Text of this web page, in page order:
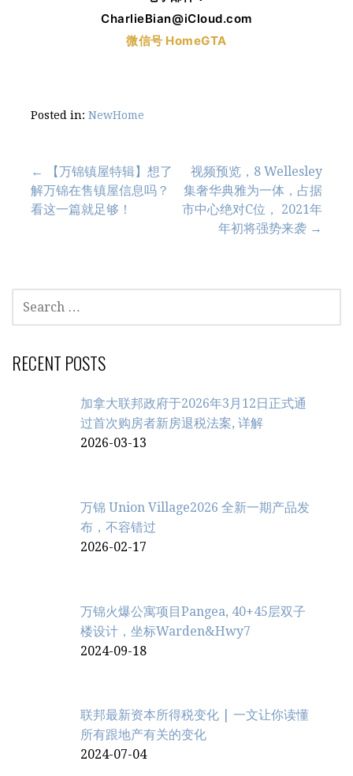
CharlieBian@iCloud.com
微信号 HomeGTA
Posted in: NewHome
Post
navigation
← 【万锦镇屋特辑】想了
解万锦在售镇屋信息吗？
看这一篇就足够！
视频预览，8 Wellesley
集奢华典雅为一体，占据
市中心绝对C位， 2021年
年初将强势来袭 →
SEARCH
FOR:
RECENT POSTS
加拿大联邦政府于2026年3月12日正式通
过首次购房者新房退税法案, 详解
2026-03-13
万锦 Union Village2026 全新一期产品发
布，不容错过
2026-02-17
万锦火爆公寓项目Pangea, 40+45层双子
楼设计，坐标Warden&Hwy7
2024-09-18
联邦最新资本所得税变化 | 一文让你读懂
所有跟地产有关的变化
2024-07-04